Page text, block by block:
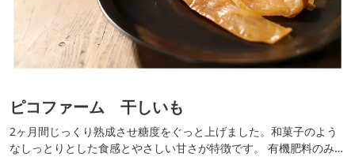
ピコファーム 干しいも
2ヶ月間じっくり熟成させ糖度をぐっと上げました。和菓子のよう
なしっとりとした食感とやさしい甘さが特徴です。 有機肥料のみを